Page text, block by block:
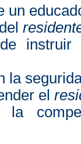
un
de
la
el
la